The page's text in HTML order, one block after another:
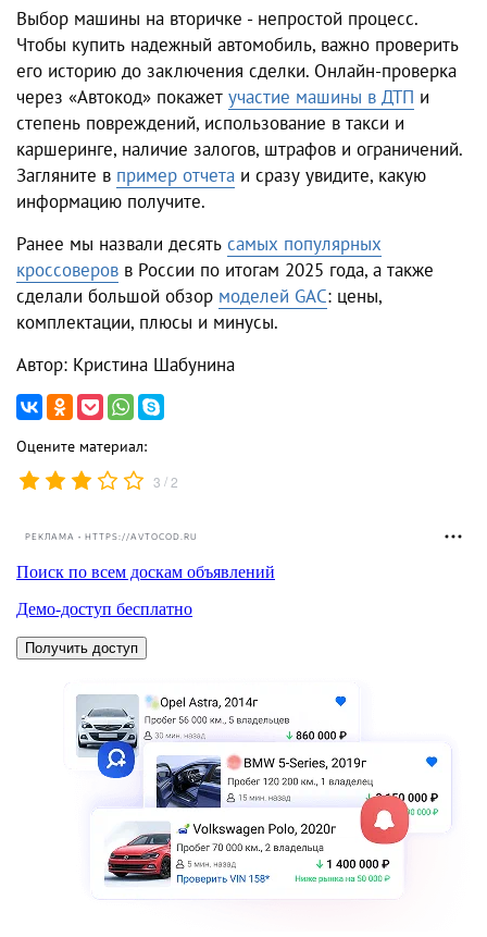
Выбор машины на вторичке - непростой процесс.
Чтобы купить надежный автомобиль, важно проверить
его историю до заключения сделки. Онлайн-проверка
через «Автокод» покажет участие машины в ДТП и
степень повреждений, использование в такси и
каршеринге, наличие залогов, штрафов и ограничений.
Загляните в пример отчета и сразу увидите, какую
информацию получите.
Ранее мы назвали десять самых популярных
кроссоверов в России по итогам 2025 года, а также
сделали большой обзор моделей GAC: цены,
комплектации, плюсы и минусы.
Автор: Кристина Шабунина
Оцените материал:
3 /2
РЕКЛАМА • HTTPS://AVTOCOD.RU